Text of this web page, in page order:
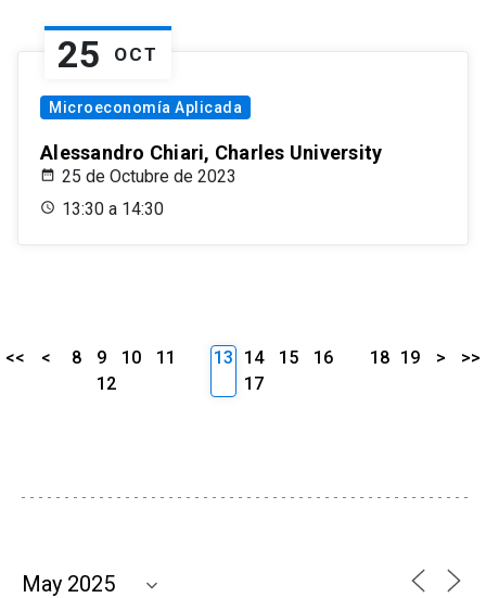
25 OCT
Microeconomía Aplicada
Alessandro Chiari, Charles University
25 de Octubre de 2023
13:30 a 14:30
<< < 8 9 10
11
12
13 14 15
16
17
18 19 > >>